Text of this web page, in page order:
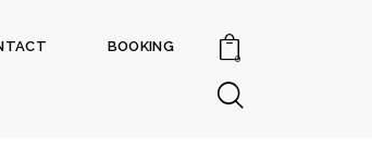
BOOKING
0